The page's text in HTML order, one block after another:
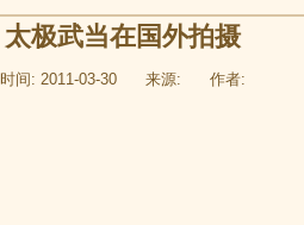
太极武当在国外拍摄
时间: 2011-03-30 来源: 作者: